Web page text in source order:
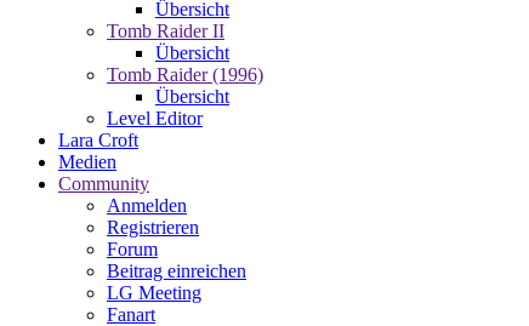
Übersicht
Tomb Raider II
Übersicht
Tomb Raider (1996)
Übersicht
Level Editor
Lara Croft
Medien
Community
Anmelden
Registrieren
Forum
Beitrag einreichen
LG Meeting
Fanart